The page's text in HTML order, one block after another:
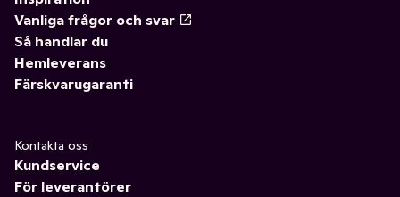
Vanliga frågor och svar
Så handlar du
Hemleverans
Färskvarugaranti
Kontakta oss
Kundservice
För leverantörer